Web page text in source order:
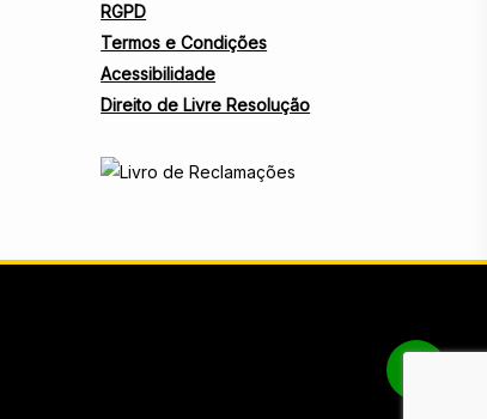
RGPD
Termos e Condições
Acessibilidade
Direito de Livre Resolução